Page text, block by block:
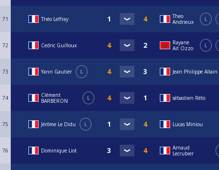
71 Théo Leffray
Theo
Andrieux
L
72 Cedric Guilloux
Rayane
Ait Ozzo
L
73 Yann Gautier L Jean Philippe Allain
74
Clément
BARBERON
L sébastien Réto
75 Jérôme Le Didu L Lucas Miniou
76 Dominique Liot
Arnaud
Lecrubier